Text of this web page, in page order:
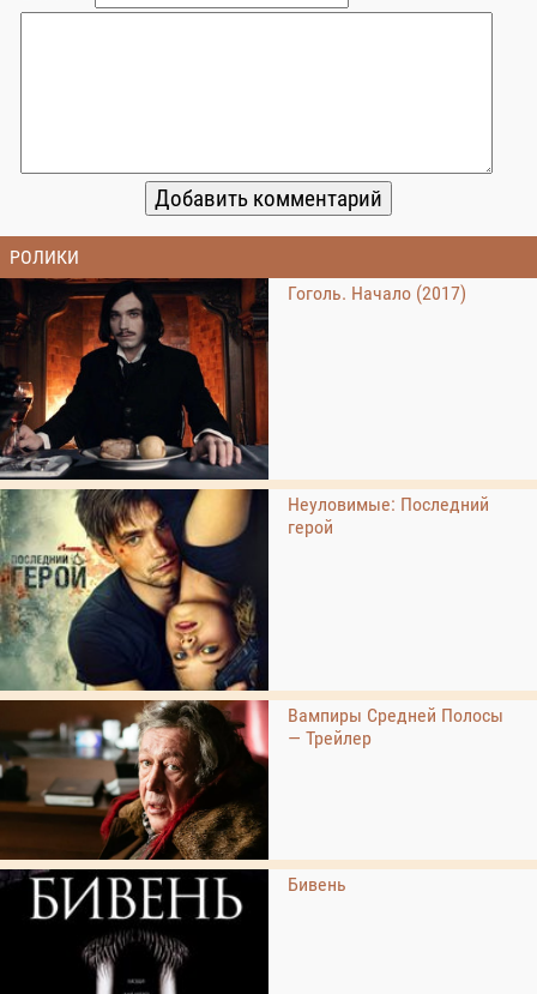
РОЛИКИ
Гоголь. Начало (2017)
Неуловимые: Последний
герой
Вампиры Средней Полосы
— Трейлер
Бивень